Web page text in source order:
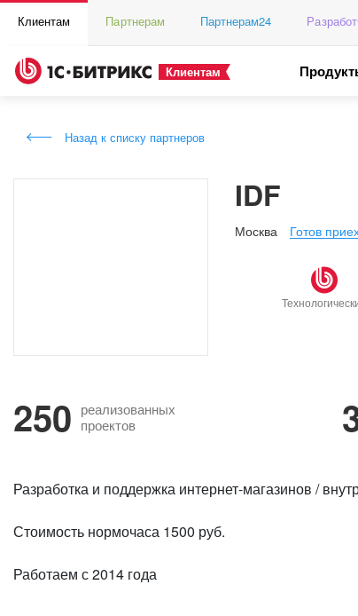
Клиентам Партнерам Партнерам24
Клиентам
Назад к списку партнеров
IDF
Москва Готов
250 реализованных
проектов
Разработка и поддержка интернет-магазинов /
Стоимость нормочаса 1500 руб.
Работаем с 2014 года